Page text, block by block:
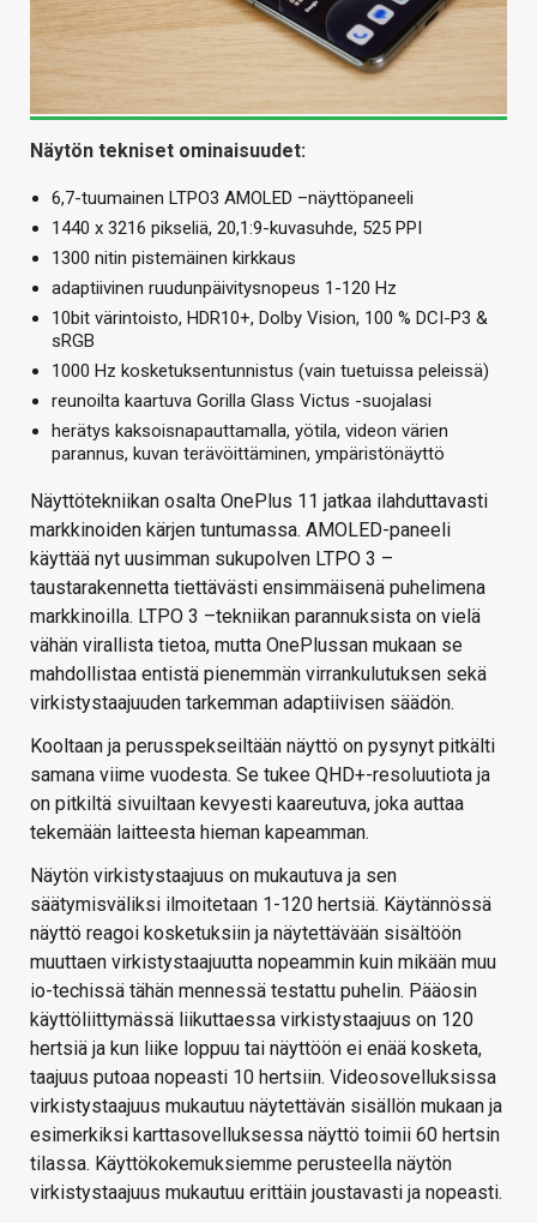
Näytön tekniset ominaisuudet:
6,7-tuumainen LTPO3 AMOLED –näyttöpaneeli
1440 x 3216 pikseliä, 20,1:9-kuvasuhde, 525 PPI
1300 nitin pistemäinen kirkkaus
adaptiivinen ruudunpäivitysnopeus 1-120 Hz
10bit värintoisto, HDR10+, Dolby Vision, 100 % DCI-P3 &
sRGB
1000 Hz kosketuksentunnistus (vain tuetuissa peleissä)
reunoilta kaartuva Gorilla Glass Victus -suojalasi
herätys kaksoisnapauttamalla, yötila, videon värien
parannus, kuvan terävöittäminen, ympäristönäyttö
Näyttötekniikan osalta OnePlus 11 jatkaa ilahduttavasti
markkinoiden kärjen tuntumassa. AMOLED-paneeli
käyttää nyt uusimman sukupolven LTPO 3 –
taustarakennetta tiettävästi ensimmäisenä puhelimena
markkinoilla. LTPO 3 –tekniikan parannuksista on vielä
vähän virallista tietoa, mutta OnePlussan mukaan se
mahdollistaa entistä pienemmän virrankulutuksen sekä
virkistystaajuuden tarkemman adaptiivisen säädön.
Kooltaan ja perusspekseiltään näyttö on pysynyt pitkälti
samana viime vuodesta. Se tukee QHD+-resoluutiota ja
on pitkiltä sivuiltaan kevyesti kaareutuva, joka auttaa
tekemään laitteesta hieman kapeamman.
Näytön virkistystaajuus on mukautuva ja sen
säätymisväliksi ilmoitetaan 1-120 hertsiä. Käytännössä
näyttö reagoi kosketuksiin ja näytettävään sisältöön
muuttaen virkistystaajuutta nopeammin kuin mikään muu
io-techissä tähän mennessä testattu puhelin. Pääosin
käyttöliittymässä liikuttaessa virkistystaajuus on 120
hertsiä ja kun liike loppuu tai näyttöön ei enää kosketa,
taajuus putoaa nopeasti 10 hertsiin. Videosovelluksissa
virkistystaajuus mukautuu näytettävän sisällön mukaan ja
esimerkiksi karttasovelluksessa näyttö toimii 60 hertsin
tilassa. Käyttökokemuksiemme perusteella näytön
virkistystaajuus mukautuu erittäin joustavasti ja nopeasti.